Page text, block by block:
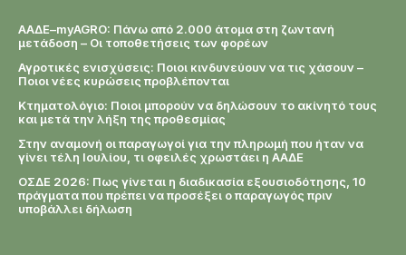
ΑΑΔΕ–myAGRO: Πάνω από 2.000 άτομα στη ζωντανή
μετάδοση – Οι τοποθετήσεις των φορέων
Αγροτικές ενισχύσεις: Ποιοι κινδυνεύουν να τις χάσουν –
Ποιοι νέες κυρώσεις προβλέπονται
Κτηματολόγιο: Ποιοι μπορούν να δηλώσουν το ακίνητό τους
και μετά την λήξη της προθεσμίας
Στην αναμονή οι παραγωγοί για την πληρωμή που ήταν να
γίνει τέλη Ιουλίου, τι οφειλές χρωστάει η ΑΑΔΕ
ΟΣΔΕ 2026: Πως γίνεται η διαδικασία εξουσιοδότησης, 10
πράγματα που πρέπει να προσέξει ο παραγωγός πριν
υποβάλλει δήλωση